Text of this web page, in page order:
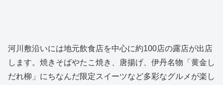
河川敷沿いには地元飲食店を中心に約100店の露店が出店
します。焼きそばやたこ焼き、唐揚げ、伊丹名物「黄金し
だれ柳」にちなんだ限定スイーツなど多彩なグルメが楽し